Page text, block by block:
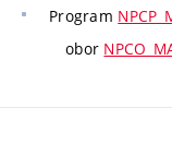
Program
obor